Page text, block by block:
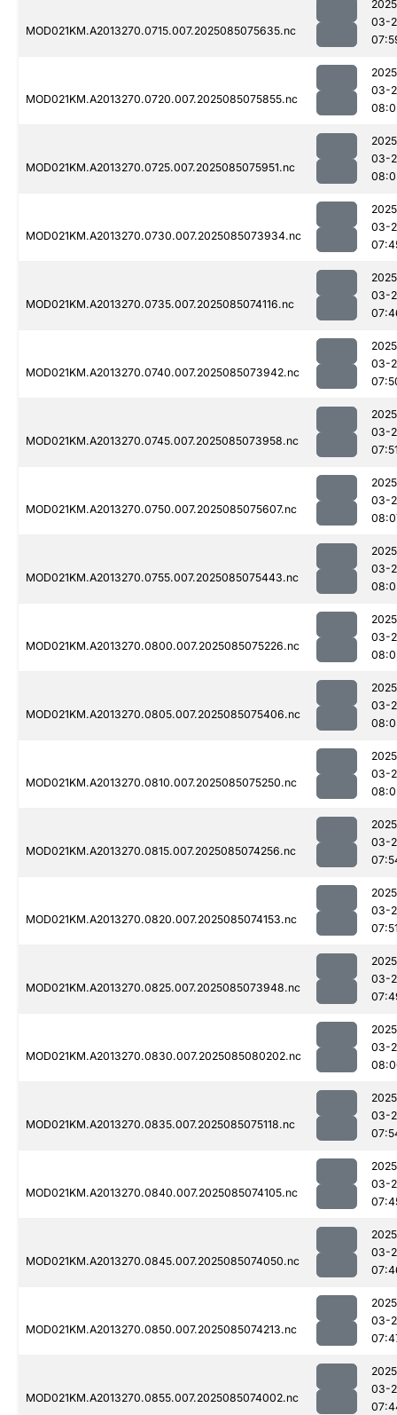
MOD021KM.A2013270.0715.007.2025085075635.nc
03-
MOD021KM.A2013270.0720.007.2025085075855.nc
03-
MOD021KM.A2013270.0725.007.2025085075951.nc
03-
MOD021KM.A2013270.0730.007.2025085073934.nc
03-
MOD021KM.A2013270.0735.007.2025085074116.nc
03-
MOD021KM.A2013270.0740.007.2025085073942.nc
03-
MOD021KM.A2013270.0745.007.2025085073958.nc
03-
MOD021KM.A2013270.0750.007.2025085075607.nc
03-
MOD021KM.A2013270.0755.007.2025085075443.nc
03-
MOD021KM.A2013270.0800.007.2025085075226.nc
03-
MOD021KM.A2013270.0805.007.2025085075406.nc
03-
MOD021KM.A2013270.0810.007.2025085075250.nc
03-
MOD021KM.A2013270.0815.007.2025085074256.nc
03-
MOD021KM.A2013270.0820.007.2025085074153.nc
03-
MOD021KM.A2013270.0825.007.2025085073948.nc
03-
MOD021KM.A2013270.0830.007.2025085080202.nc
03-
MOD021KM.A2013270.0835.007.2025085075118.nc
03-
MOD021KM.A2013270.0840.007.2025085074105.nc
03-
MOD021KM.A2013270.0845.007.2025085074050.nc
03-
MOD021KM.A2013270.0850.007.2025085074213.nc
03-
MOD021KM.A2013270.0855.007.2025085074002.nc
03-